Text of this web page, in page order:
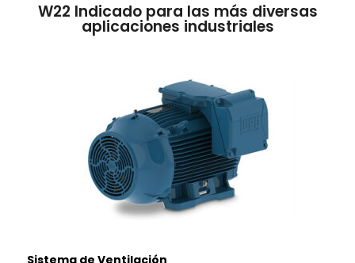
W22 Indicado para las más diversas
aplicaciones industriales